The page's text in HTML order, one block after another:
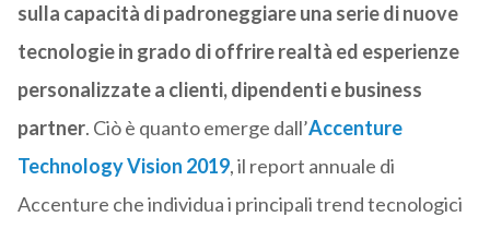
sulla capacità di padroneggiare una serie di nuove
tecnologie in grado di offrire realtà ed esperienze
personalizzate a clienti, dipendenti e business
partner. Ciò è quanto emerge dall’Accenture
Technology Vision 2019, il report annuale di
Accenture che individua i principali trend tecnologici